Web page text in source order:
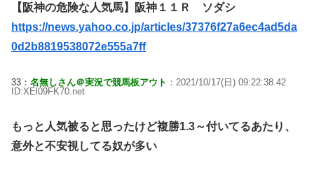
【阪神の危険な人気馬】阪神１１Ｒ ソダシ
https://news.yahoo.co.jp/articles/37376f27a6ec4ad5da
0d2b8819538072e555a7ff
33： 名無しさん＠実況で競馬板アウト ：2021/10/17(日) 09:22:38.42
ID:XEl09FK70.net
もっと人気被ると思ったけど複勝1.3～付いてるあたり、
意外と不安視してる奴が多い